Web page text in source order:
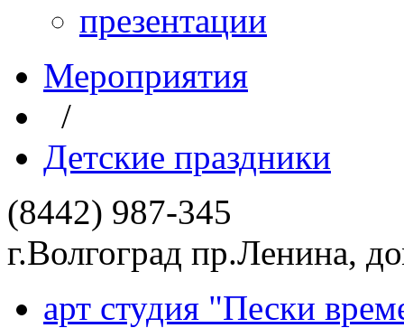
презентации
Мероприятия
/
Детские праздники
(8442) 987-345
г.Волгоград пр.Ленина,
арт студия "Пески